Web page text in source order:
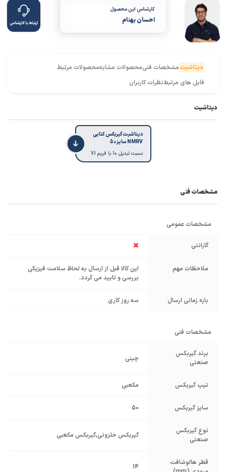
کارشناس این محصول
احسان بهنام ارتباط با کارشناس
دیتاشیتمشخصات فنیمحصولات مشابهمحصولات مرتبط
فایل های مرتبطنظرات کاربران
دیتاشیت
دیتاشیت گیربکس کتابی
NMRV سایز 50
نسبت تبدیل 10 با فریم 71
مشخصات فنی
مشخصات عمومی
گارانتی
ملاحظات مهم
این کالا قبل از ارسال به لحاظ سلامت فیزیکی
بررسی و تایید می گردد.
بازه زمانی ارسال سه روز کاری
مشخصات فنی
برند گیربکس
صنعتی
چینی
تیپ گیربکس مکعبی
سایز گیربکس 50
نوع گیربکس
صنعتی
گیربکس حلزونی,گیربکس مکعبی
قطر هالوشافت
14